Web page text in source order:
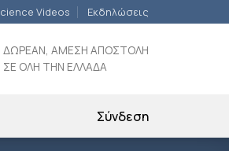
Videos Εκδηλώσεις
ΔΩΡΕΑΝ, ΑΜΕΣΗ ΑΠΟΣΤΟΛΗ
ΣΕ ΟΛΗ ΤΗΝ ΕΛΛΑΔΑ
Σύνδεση